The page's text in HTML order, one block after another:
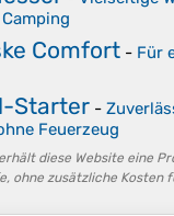
Comfort - Für
Starter -
Feuerzeug
diese Website eine
ohne zusätzliche Kosten